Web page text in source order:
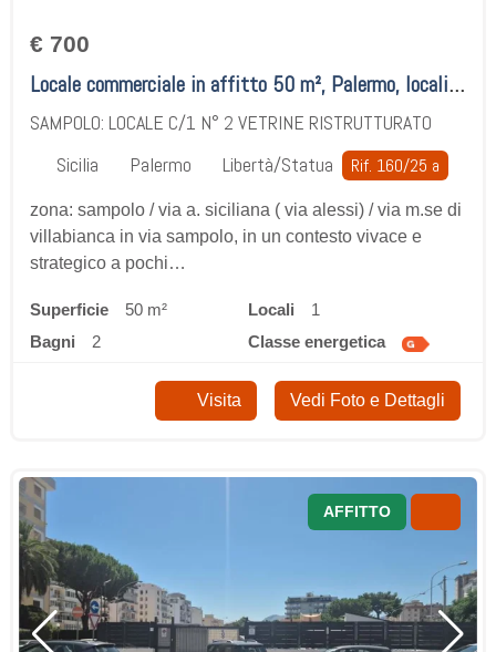
€ 700
Locale commerciale in affitto 50 m², Palermo, località Libertà/Statua
SAMPOLO: LOCALE C/1 N° 2 VETRINE RISTRUTTURATO
Sicilia
Palermo Libertà/Statua Rif. 160/25 a
zona: sampolo / via a. siciliana ( via alessi) / via m.se di
villabianca in via sampolo, in un contesto vivace e
strategico a pochi…
Superficie 50 m² locali
1
bagni
2 classe energetica
Visita Vedi Foto e Dettagli
AFFITTO